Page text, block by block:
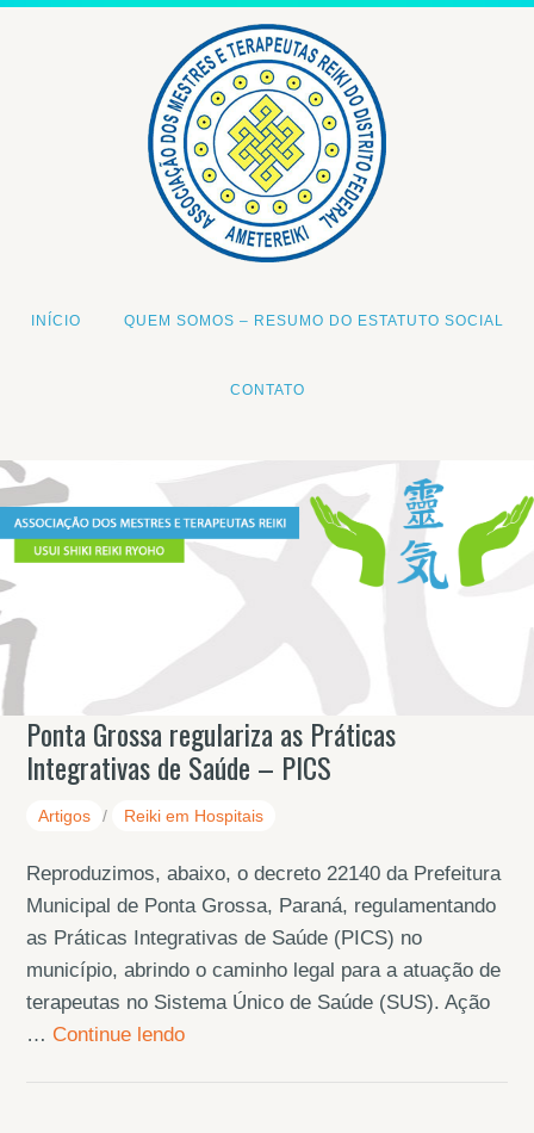
INÍCIO QUEM SOMOS – RESUMO DO ESTATUTO SOCIAL
CONTATO
Ponta Grossa regulariza as Práticas
Integrativas de Saúde – PICS
Artigos / Reiki em Hospitais
Reproduzimos, abaixo, o decreto 22140 da Prefeitura
Municipal de Ponta Grossa, Paraná, regulamentando
as Práticas Integrativas de Saúde (PICS) no
município, abrindo o caminho legal para a atuação de
terapeutas no Sistema Único de Saúde (SUS). Ação
… Continue lendo